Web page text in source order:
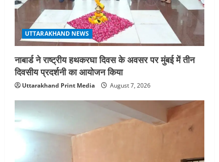
UTTARAKHAND NEWS
नाबार्ड ने राष्ट्रीय हथकरघा दिवस के अवसर पर मुंबई में तीन
दिवसीय प्रदर्शनी का आयोजन किया
Uttarakhand Print Media August 7, 2026